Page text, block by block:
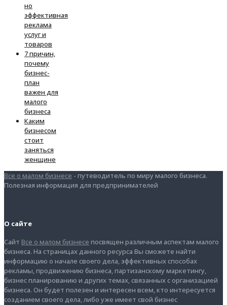
но
эффективная
реклама
услуг и
товаров
7 причин,
почему
бизнес-
план
важен для
малого
бизнеса
Каким
бизнесом
стоит
заняться
женщине
Все о малом бизнесе - путеводитель по миру малого бизнеса.
Полезная информация для предпринимателей
О сайте
Сайт Все о малом бизнесе посвящен различным аспектам малого
бизнеса. На страницах данного ресурса Вы сможете найти
информацию о начале своего дела, эффективных способах
рекламы, продвижению бизнеса, партизанскому маркетингу,
бизнес планированию и других темах, связанных с организацией
бизнеса. Он будет полезен и интересен всем, кто интересуется
созданием своего дела, либо уже имеет свой бизнес